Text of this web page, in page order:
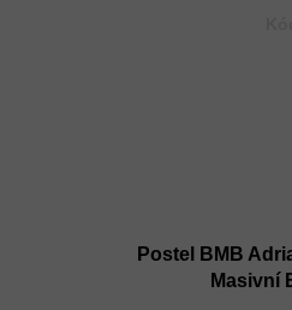
Postel BMB
Masivní